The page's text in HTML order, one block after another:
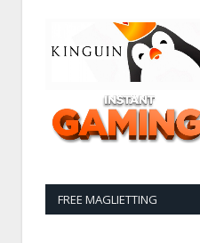
FREE MAGLIETTING